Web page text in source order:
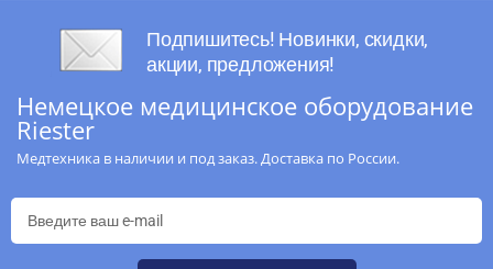
Подпишитесь! Новинки, скидки,
акции, предложения!
Немецкое медицинское оборудование
Riester
Медтехника в наличии и под заказ. Доставка по России.